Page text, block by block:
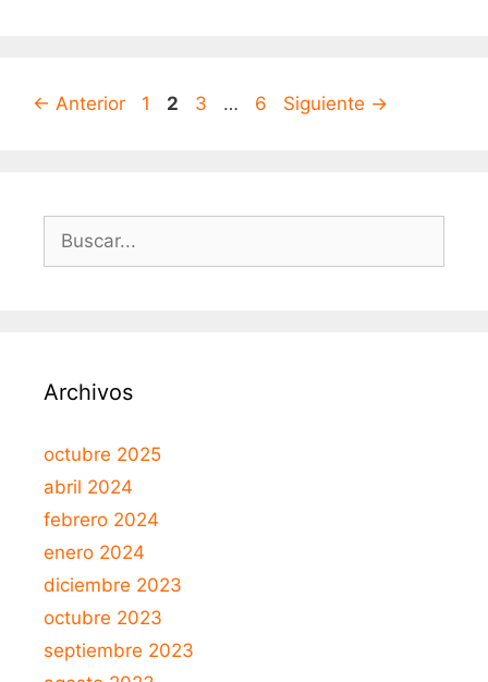
← Anterior 1 2 3 … 6 Siguiente →
Archivos
octubre 2025
abril 2024
febrero 2024
enero 2024
diciembre 2023
octubre 2023
septiembre 2023